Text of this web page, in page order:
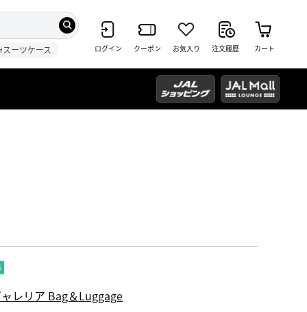
スーツケース ログイン クーポン お気入り 注文履歴 カート
レリア Bag＆Luggage